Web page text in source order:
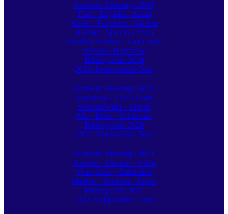
Startseite Bikertage 2019
Tirol - Engadin - Aosta
Alpen - Provence - Riviera
Korsika: Ajaccio - Porto
Korsika: Norden - Cap Corse
Riviera - Heimreise
Bildergalerie 2019
2020: Deutschland-Tour
Startseite Bikertage 2020
Sauerland - Eifel - Pfalz
Schwarzwald - Touren
Alb - Rhön - Rückreise
Bildergalerie 2020
2021: Alpen-Adria Tour
Startseite Bikertage 2021
Anreise - Kärnten - Adria
Vrata Krke - Dalmatien
Marken - Toskana - Alpen
Bildergalerie 2021
2022: Doppeladler - Tour